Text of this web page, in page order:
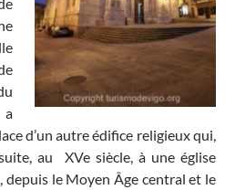
a
d’un autre édifice religieux qui,
au XVe siècle, à une église
depuis le Moyen Âge central et le